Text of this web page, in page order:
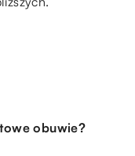
obuwie?